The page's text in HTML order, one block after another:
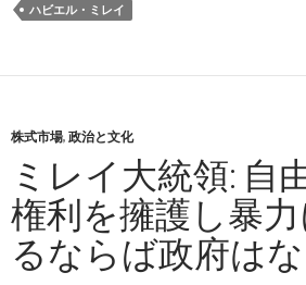
ハビエル・ミレイ
株式市場, 政治と文化
ミレイ大統領: 自
権利を擁護し暴
るならば政府は